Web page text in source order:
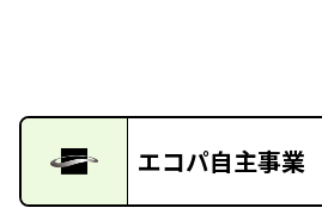
エコパ自主事業